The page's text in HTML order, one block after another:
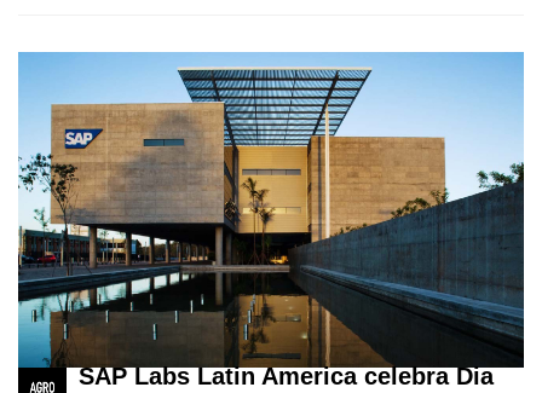
SAP Labs Latin America celebra Dia